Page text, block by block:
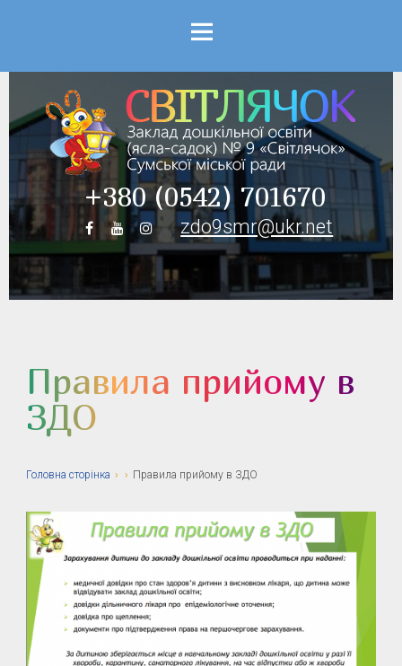
+380 (0542) 701670
zdo9smr@ukr.net
Menu
Правила прийому в
ЗДО
Головна сторiнка › › Правила прийому в ЗДО